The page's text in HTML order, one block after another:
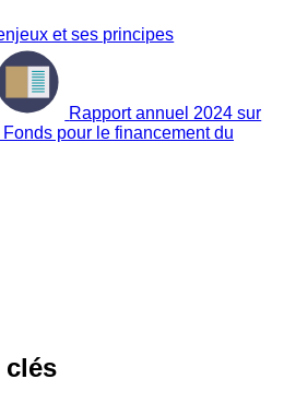
et ses principes
Rapport annuel 2024 sur
Fonds pour le financement du
clés